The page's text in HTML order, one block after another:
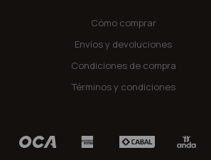
Cómo comprar
Envíos y devoluciones
Condiciones de compra
Términos y condiciones